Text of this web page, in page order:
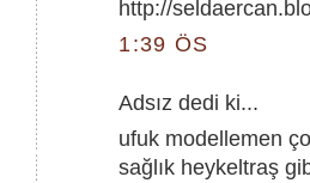
http://
1:39 ÖS
Adsız dedi ki...
ufuk modellemen
sağlık heykeltraş